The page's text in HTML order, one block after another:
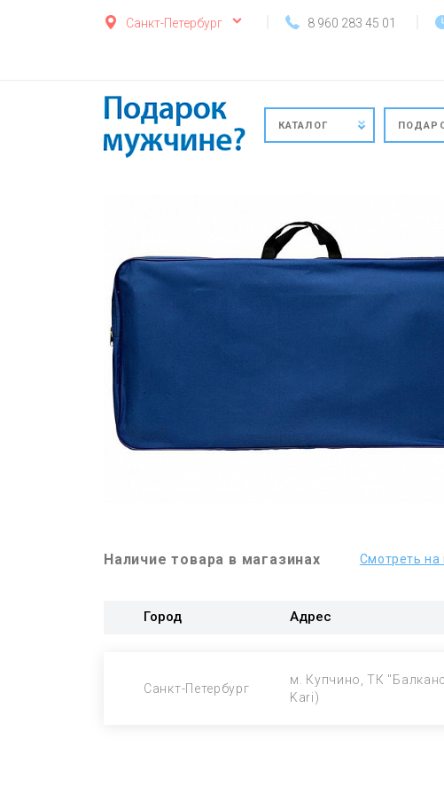
Санкт-Петербург 8 960 283 45 01
КАТАЛОГ
Наличие товара в магазинах Смотреть на
Город Адрес
Санкт-Петербург
м. Купчино, ТК
Kari)